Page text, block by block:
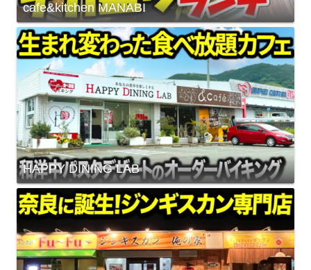
cafe&kitchen MANABI
HAPPY DINING LAB